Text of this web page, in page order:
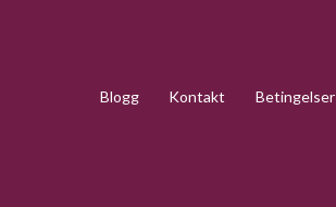
Blogg Kontakt Betingelser